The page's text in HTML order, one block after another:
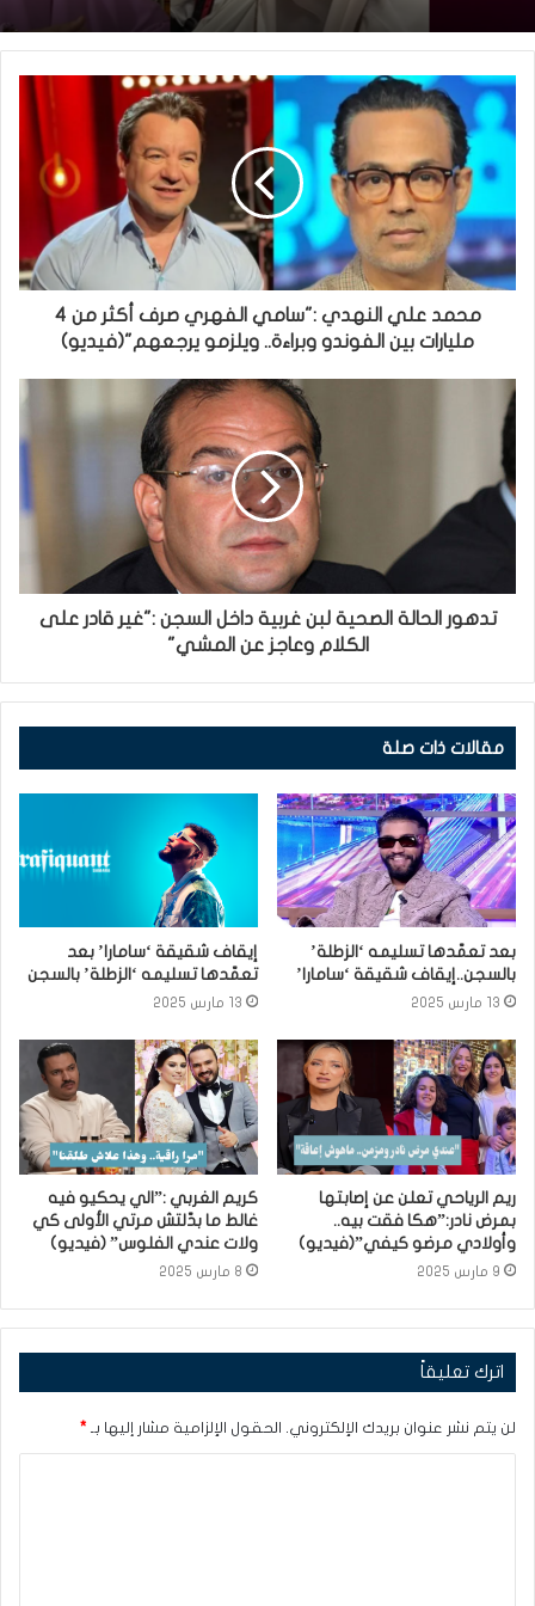
محمد علي النهدي :"سامي الفهري صرف أكثر من 4
مليارات بين الفوندو وبراءة.. ويلزمو يرجعهم"(فيديو)
تدهور الحالة الصحية لبن غربية داخل السجن :"غير قادر على
الكلام وعاجز عن المشي"
مقالات ذات صلة
بعد تعمّدها تسليمه ‘الزطلة’
بالسجن..إيقاف شقيقة ‘سامارا’
13 مارس 2025
إيقاف شقيقة ‘سامارا’ بعد
تعمّدها تسليمه ‘الزطلة’ بالسجن
13 مارس 2025
ريم الرياحي تعلن عن إصابتها
بمرض نادر:”هكا فقت بيه..
وأولادي مرضو كيفي”(فيديو)
9 مارس 2025
كريم الغربي :”الي يحكيو فيه
غالط ما بدّلتش مرتي الأولى كي
ولات عندي الفلوس” (فيديو)
8 مارس 2025
اترك تعليقاً
لن يتم نشر عنوان بريدك الإلكتروني. الحقول الإلزامية مشار إليها بـ *